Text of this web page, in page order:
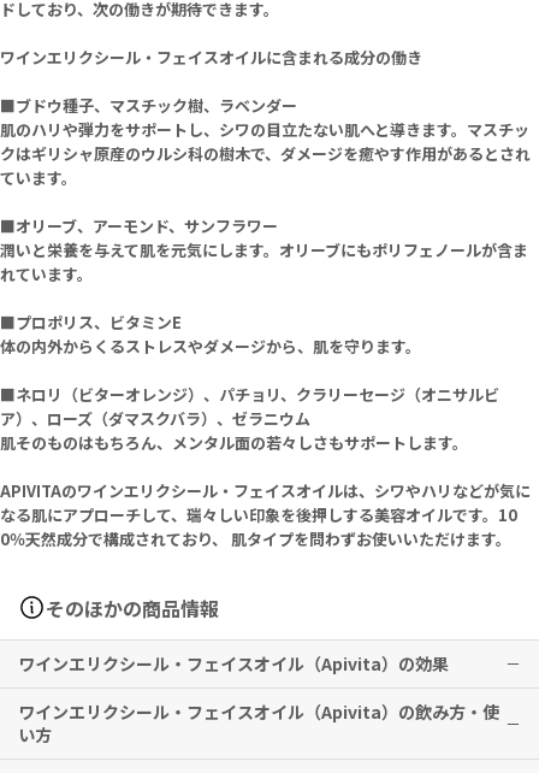
ドしており、次の働きが期待できます。
ワインエリクシール・フェイスオイルに含まれる成分の働き
■ブドウ種子、マスチック樹、ラベンダー
肌のハリや弾力をサポートし、シワの目立たない肌へと導きます。マスチッ
クはギリシャ原産のウルシ科の樹木で、ダメージを癒やす作用があるとされ
ています。
■オリーブ、アーモンド、サンフラワー
潤いと栄養を与えて肌を元気にします。オリーブにもポリフェノールが含ま
れています。
■プロポリス、ビタミンE
体の内外からくるストレスやダメージから、肌を守ります。
■ネロリ（ビターオレンジ）、パチョリ、クラリーセージ（オニサルビ
ア）、ローズ（ダマスクバラ）、ゼラニウム
肌そのものはもちろん、メンタル面の若々しさもサポートします。
APIVITAのワインエリクシール・フェイスオイルは、シワやハリなどが気に
なる肌にアプローチして、瑞々しい印象を後押しする美容オイルです。10
0％天然成分で構成されており、 肌タイプを問わずお使いいただけます。
そのほかの商品情報
ワインエリクシール・フェイスオイル（Apivita）の効果
なめらかでハリのある、ふっくらとした肌に仕上げます。
※有用性には個人差がありますことを予めご了承ください。
ワインエリクシール・フェイスオイル（Apivita）の飲み方・使
い方